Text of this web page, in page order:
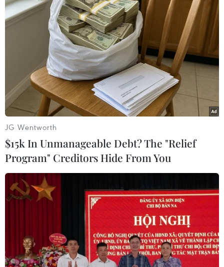
tàu cá Trung Quốc hoạt động trái phép trong vùng biển
của nước này.
Nhật Bản phản đối hoạt động mới của
Trung Quốc ở Biển Hoa Đông
12/10/2016 11:02
Nhật Bản đã trao công hàm phản đối Trung Quốc liên
JG Wentworth
$15k In Unmanageable Debt? The "Relief
Program" Creditors Hide From You